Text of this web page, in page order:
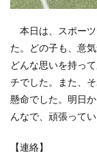
本日は、スポーツ
た。どの子も、意
どんな思いを持っ
チでした。また、
懸命でした。明日
んなで、頑張ってい
【連絡】